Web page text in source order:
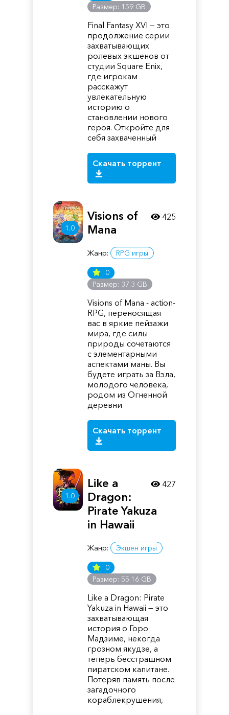
Размер: 159 GB
Final Fantasy XVI — это
продолжение серии
захватывающих
ролевых экшенов от
студии Square Enix,
где игрокам
расскажут
увлекательную
историю о
становлении нового
героя. Откройте для
себя захваченный
Скачать торрент
1.0
Visions of
Mana
Жанр: RPG игры
0
Размер: 37.3 GB
Visions of Mana - action-
RPG, переносящая
вас в яркие пейзажи
мира, где силы
природы сочетаются
с элементарными
аспектами маны. Вы
будете играть за Вэла,
молодого человека,
родом из Огненной
деревни
Скачать торрент
425
1.0
Like a
Dragon:
Pirate Yakuza
in Hawaii
Жанр: Экшен игры
0
Размер: 55.16 GB
Like a Dragon: Pirate
Yakuza in Hawaii — это
захватывающая
история о Горо
Мадзиме, некогда
грозном якудзе, а
теперь бесстрашном
пиратском капитане.
Потеряв память после
загадочного
кораблекрушения,
427